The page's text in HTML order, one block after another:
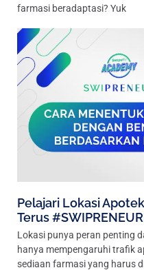
farmasi beradaptasi? Yuk
Pelajari Lokasi
Terus
Lokasi punya peran penting
hanya mempengaruhi trafik
sediaan farmasi yang harus